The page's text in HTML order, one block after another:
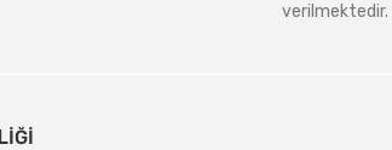
verilmektedir.